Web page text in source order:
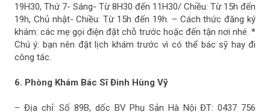
19H30, Thứ 7- Sáng- Từ 8H30 đến 11H30/ Chiều: Từ 15h đến
19h, Chủ nhật- Chiều: Từ 15h đến 19h. – Cách thức đăng ký
khám: các mẹ gọi điện đặt chỗ trước hoặc đến tận nơi nhé. *
Chú ý: bạn nên đặt lịch khám trước vì có thể bác sỹ hay đi
công tác.
6. Phòng Khám Bác Sĩ Đinh Hùng Vỹ
– Địa chỉ: Số 89B, dốc BV Phụ Sản Hà Nội ĐT: 0437 756